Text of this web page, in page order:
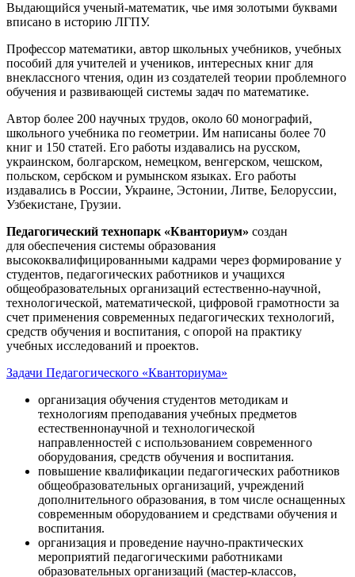
Выдающийся ученый-математик, чье имя золотыми буквами
вписано в историю ЛГПУ.
Профессор математики, автор школьных учебников, учебных
пособий для учителей и учеников, интересных книг для
внеклассного чтения, один из создателей теории проблемного
обучения и развивающей системы задач по математике.
Автор более 200 научных трудов, около 60 монографий,
школьного учебника по геометрии. Им написаны более 70
книг и 150 статей. Его работы издавались на русском,
украинском, болгарском, немецком, венгерском, чешском,
польском, сербском и румынском языках. Его работы
издавались в России, Украине, Эстонии, Литве, Белоруссии,
Узбекистане, Грузии.
Педагогический технопарк «Кванториум» создан
для обеспечения системы образования
высококвалифицированными кадрами через формирование у
студентов, педагогических работников и учащихся
общеобразовательных организаций естественно-научной,
технологической, математической, цифровой грамотности за
счет применения современных педагогических технологий,
средств обучения и воспитания, с опорой на практику
учебных исследований и проектов.
Задачи Педагогического «Кванториума»
организация обучения студентов методикам и
технологиям преподавания учебных предметов
естественнонаучной и технологической
направленностей с использованием современного
оборудования, средств обучения и воспитания.
повышение квалификации педагогических работников
общеобразовательных организаций, учреждений
дополнительного образования, в том числе оснащенных
современным оборудованием и средствами обучения и
воспитания.
организация и проведение научно-практических
мероприятий педагогическими работниками
образовательных организаций (мастер-классов,